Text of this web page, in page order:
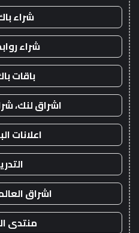
شراء
شراء
باقات
اشراق لنك،
اعلانات
اشراق
منتدى